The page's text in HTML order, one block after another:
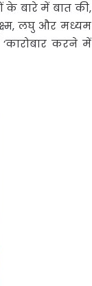
के बारे में बात की,
लघु और मध्यम
करने में